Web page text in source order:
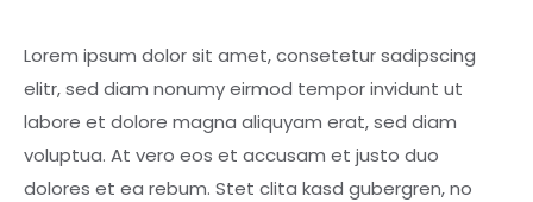
Lorem ipsum dolor sit amet, consetetur sadipscing
elitr, sed diam nonumy eirmod tempor invidunt ut
labore et dolore magna aliquyam erat, sed diam
voluptua. At vero eos et accusam et justo duo
dolores et ea rebum. Stet clita kasd gubergren, no